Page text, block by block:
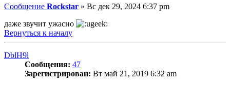
Сообщение Rockstar » Вс дек 29, 2024 6:37 pm
даже звучит ужасно
Вернуться к началу
DblH9l
Сообщения: 47
Зарегистрирован: Вт май 21, 2019 6:32 am